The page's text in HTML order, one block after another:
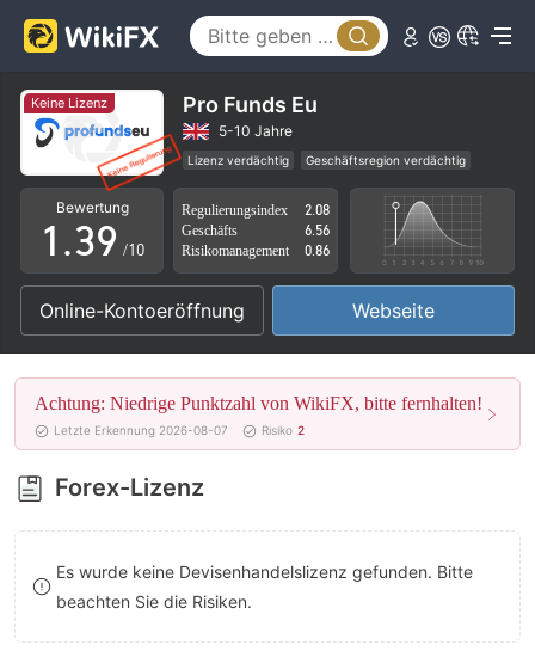
Keine Lizenz Pro Funds Eu
5-10 Jahre
Lizenz verdächtig
Geschäftsregion verdächtig
Hohes potenzielles Risiko
Bewertung
0
1
2
3
4
5
6
7
8
9
.
0
1
2
3
4
5
6
7
8
9
5
6
7
8
9 /10
Regulierungsindex
2.08
Geschäfts
6.56
Risikomanagement
0.86
Online-Kontoeröffnung Webseite
Achtung: Niedrige Punktzahl von WikiFX, bitte fernhalten!
Letzte Erkennung 2026-08-07 Risiko 2
Forex-Lizenz
Es wurde keine Devisenhandelslizenz gefunden. Bitte
beachten Sie die Risiken.